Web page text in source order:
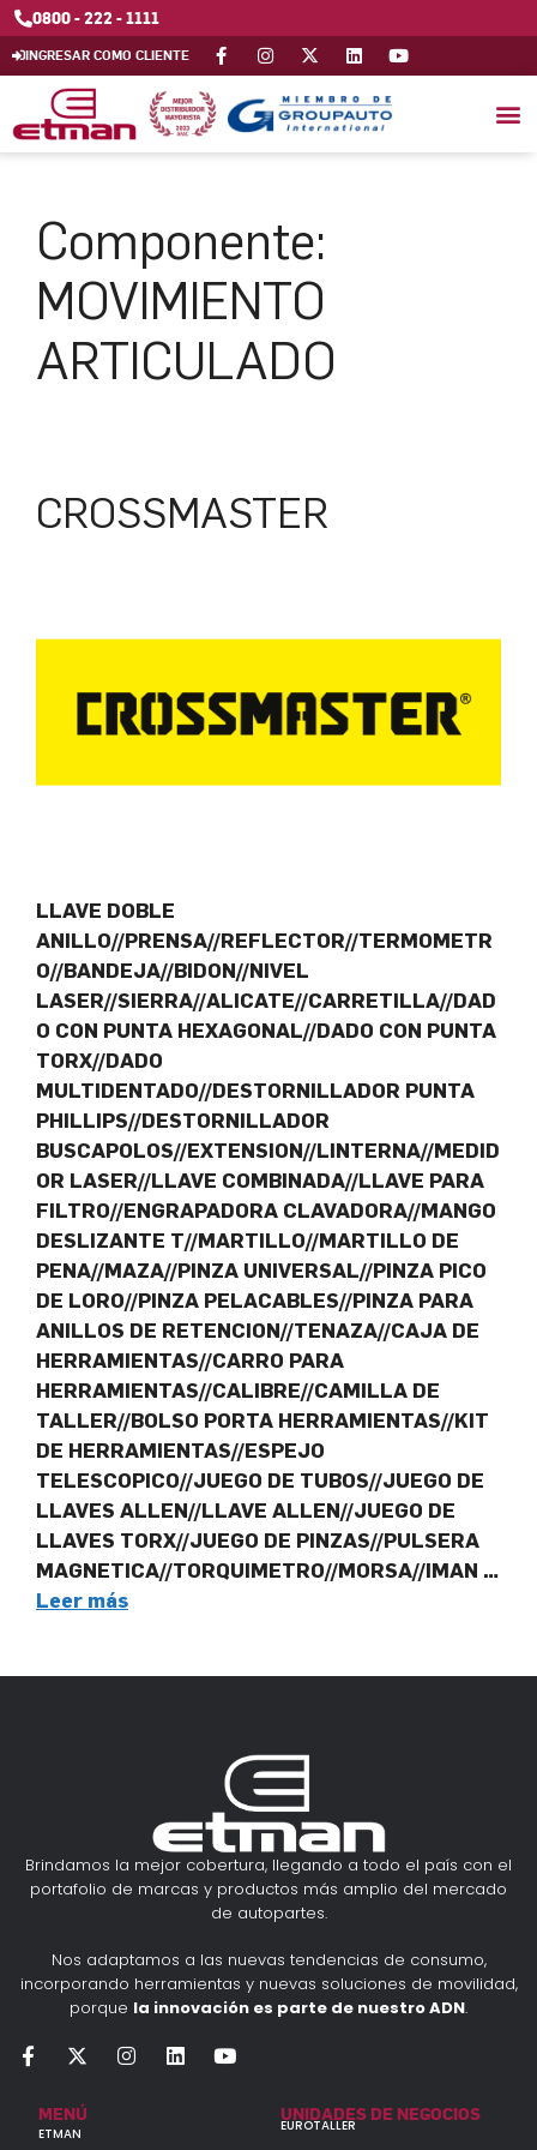
0800 - 222 - 1111
INGRESAR COMO CLIENTE
Componente:
MOVIMIENTO
ARTICULADO
CROSSMASTER
LLAVE DOBLE
ANILLO//PRENSA//REFLECTOR//TERMOMETR
O//BANDEJA//BIDON//NIVEL
LASER//SIERRA//ALICATE//CARRETILLA//DAD
O CON PUNTA HEXAGONAL//DADO CON PUNTA
TORX//DADO
MULTIDENTADO//DESTORNILLADOR PUNTA
PHILLIPS//DESTORNILLADOR
BUSCAPOLOS//EXTENSION//LINTERNA//MEDID
OR LASER//LLAVE COMBINADA//LLAVE PARA
FILTRO//ENGRAPADORA CLAVADORA//MANGO
DESLIZANTE T//MARTILLO//MARTILLO DE
PENA//MAZA//PINZA UNIVERSAL//PINZA PICO
DE LORO//PINZA PELACABLES//PINZA PARA
ANILLOS DE RETENCION//TENAZA//CAJA DE
HERRAMIENTAS//CARRO PARA
HERRAMIENTAS//CALIBRE//CAMILLA DE
TALLER//BOLSO PORTA HERRAMIENTAS//KIT
DE HERRAMIENTAS//ESPEJO
TELESCOPICO//JUEGO DE TUBOS//JUEGO DE
LLAVES ALLEN//LLAVE ALLEN//JUEGO DE
LLAVES TORX//JUEGO DE PINZAS//PULSERA
MAGNETICA//TORQUIMETRO//MORSA//IMAN …
Leer más
Brindamos la mejor cobertura, llegando a todo el país con el
portafolio de marcas y productos más amplio del mercado
de autopartes.
Nos adaptamos a las nuevas tendencias de consumo,
incorporando herramientas y nuevas soluciones de movilidad,
porque la innovación es parte de nuestro ADN.
MENÚ
ETMAN
UNIDADES DE NEGOCIOS
EUROTALLER